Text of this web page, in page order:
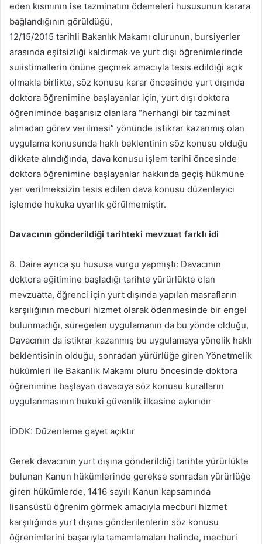
eden kısmının ise tazminatını ödemeleri hususunun karara
bağlandığının görüldüğü,
12/15/2015 tarihli Bakanlık Makamı olurunun, bursiyerler
arasında eşitsizliği kaldırmak ve yurt dışı öğrenimlerinde
suiistimallerin önüne geçmek amacıyla tesis edildiği açık
olmakla birlikte, söz konusu karar öncesinde yurt dışında
doktora öğrenimine başlayanlar için, yurt dışı doktora
öğreniminde başarısız olanlara “herhangi bir tazminat
almadan görev verilmesi” yönünde istikrar kazanmış olan
uygulama konusunda haklı beklentinin söz konusu olduğu
dikkate alındığında, dava konusu işlem tarihi öncesinde
doktora öğrenimine başlayanlar hakkında geçiş hükmüne
yer verilmeksizin tesis edilen dava konusu düzenleyici
işlemde hukuka uyarlık görülmemiştir.
Davacının gönderildiği tarihteki mevzuat farklı idi
8. Daire ayrıca şu hususa vurgu yapmıştı: Davacının
doktora eğitimine başladığı tarihte yürürlükte olan
mevzuatta, öğrenci için yurt dışında yapılan masrafların
karşılığının mecburi hizmet olarak ödenmesinde bir engel
bulunmadığı, süregelen uygulamanın da bu yönde olduğu,
Davacının da istikrar kazanmış bu uygulamaya yönelik haklı
beklentisinin olduğu, sonradan yürürlüğe giren Yönetmelik
hükümleri ile Bakanlık Makamı oluru öncesinde doktora
öğrenimine başlayan davacıya söz konusu kuralların
uygulanmasının hukuki güvenlik ilkesine aykırıdır
İDDK: Düzenleme gayet açıktır
Gerek davacının yurt dışına gönderildiği tarihte yürürlükte
bulunan Kanun hükümlerinde gerekse sonradan yürürlüğe
giren hükümlerde, 1416 sayılı Kanun kapsamında
lisansüstü öğrenim görmek amacıyla mecburi hizmet
karşılığında yurt dışına gönderilenlerin söz konusu
öğrenimlerini başarıyla tamamlamaları halinde, mecburi